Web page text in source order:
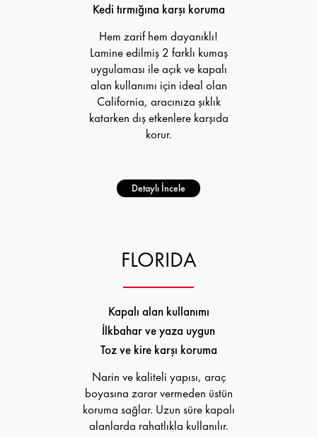
Kedi tırmığına karşı koruma
Hem zarif hem dayanıklı!
Lamine edilmiş 2 farklı kumaş
uygulaması ile açık ve kapalı
alan kullanımı için ideal olan
California, aracınıza şıklık
katarken dış etkenlere karşıda
korur.
Detaylı İncele
FLORIDA
Kapalı alan kullanımı
İlkbahar ve yaza uygun
Toz ve kire karşı koruma
Narin ve kaliteli yapısı, araç
boyasına zarar vermeden üstün
koruma sağlar. Uzun süre kapalı
alanlarda rahatlıkla kullanılır.